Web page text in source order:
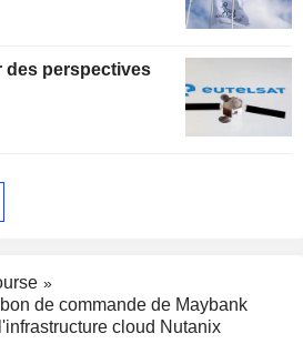
des perspectives
de commande de Maybank
cloud Nutanix